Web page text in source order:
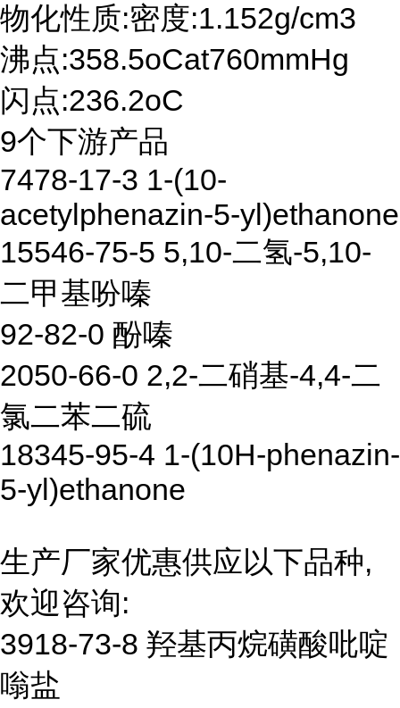
物化性质:密度:1.152g/cm3
沸点:358.5oCat760mmHg
闪点:236.2oC
9个下游产品
7478-17-3 1-(10-
acetylphenazin-5-yl)ethanone
15546-75-5 5,10-二氢-5,10-
二甲基吩嗪
92-82-0 酚嗪
2050-66-0 2,2-二硝基-4,4-二
氯二苯二硫
18345-95-4 1-(10H-phenazin-
5-yl)ethanone
生产厂家优惠供应以下品种,
欢迎咨询:
3918-73-8 羟基丙烷磺酸吡啶
嗡盐